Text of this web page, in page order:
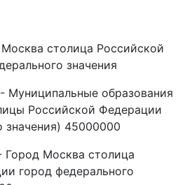
столица Российской
значения
Муниципальные образования
Российской Федерации
значения) 45000000
Москва столица
город федерального